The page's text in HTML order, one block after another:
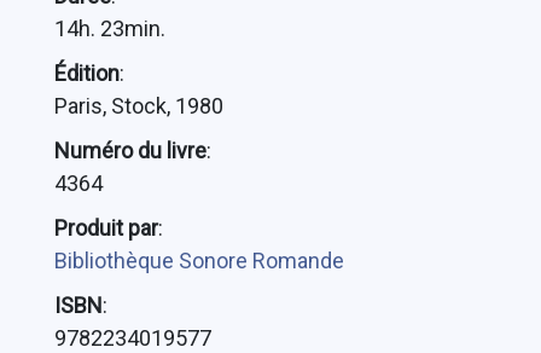
14h. 23min.
Édition:
Paris, Stock, 1980
Numéro du livre:
4364
Produit par:
Bibliothèque Sonore Romande
ISBN:
9782234019577